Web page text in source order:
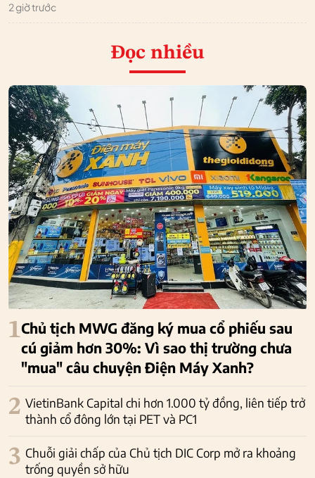
2 giờ trước
Đọc nhiều
1Chủ tịch MWG đăng ký mua cổ phiếu sau
cú giảm hơn 30%: Vì sao thị trường chưa
"mua" câu chuyện Điện Máy Xanh?
2 VietinBank Capital chi hơn 1.000 tỷ đồng, liên tiếp trở
thành cổ đông lớn tại PET và PC1
3 Chuỗi giải chấp của Chủ tịch DIC Corp mở ra khoảng
trống quyền sở hữu